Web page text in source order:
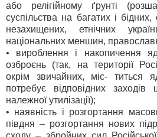
або релігійному ґрунті
суспільства на багатих і
незахищених, етнічних
національних меншин,
• вироблення і накопичення
озброєнь (так, на території
окрім звичайних, міс- титься
потребує відповідних
належної утилізації);
• наявність і розгортання
півдня – розгортання нових